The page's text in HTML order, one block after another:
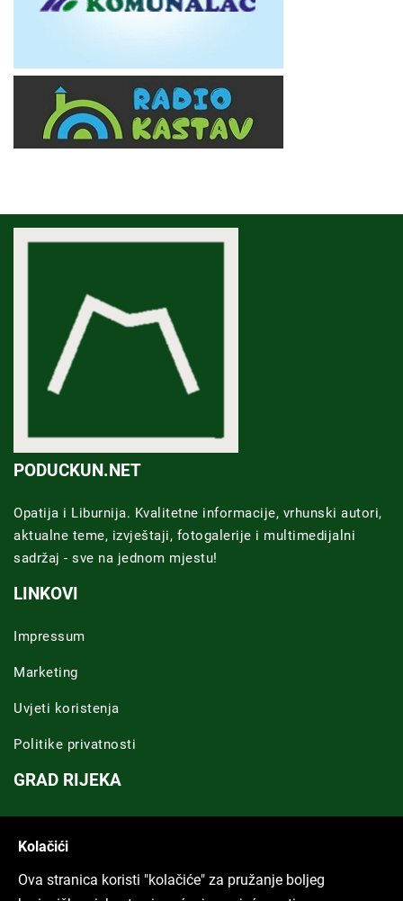
PODUCKUN.NET
Opatija i Liburnija. Kvalitetne informacije, vrhunski autori,
aktualne teme, izvještaji, fotogalerije i multimedijalni
sadržaj - sve na jednom mjestu!
LINKOVI
Impressum
Marketing
Uvjeti koristenja
Politike privatnosti
GRAD RIJEKA
ARHIVA TEKSTOVA
Kolačići
Ova stranica koristi "kolačiće" za pružanje boljeg